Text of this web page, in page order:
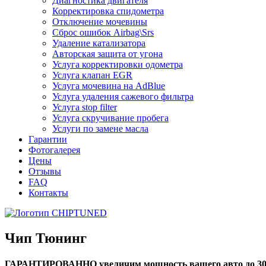
Корректировка спидометра
Отключение мочевины
Сброс ошибок Airbag\Srs
Удаление катализатора
Авторская защита от угона
Услуга корректировки одометра
Услуга клапан EGR
Услуга мочевина на AdBlue
Услуга удаления сажевого фильтра
Услуга stop filter
Услуга скручивание пробега
Услуги по замене масла
Гарантии
Фотогалерея
Цены
Отзывы
FAQ
Контакты
Чип Тюнинг